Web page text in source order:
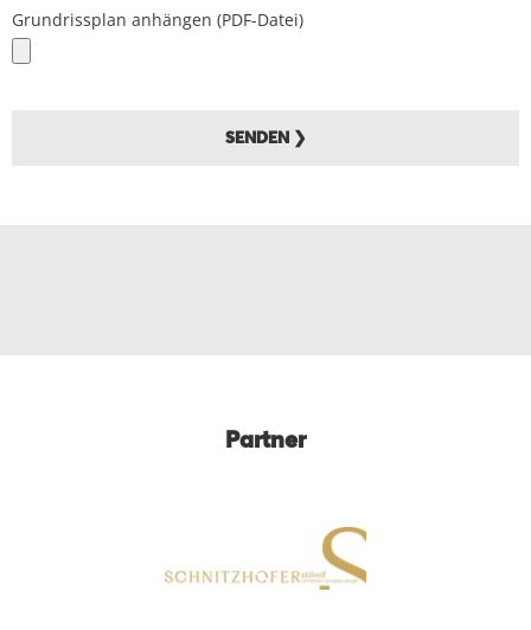
Grundrissplan anhängen (PDF-Datei)
SENDEN ❯
Partner